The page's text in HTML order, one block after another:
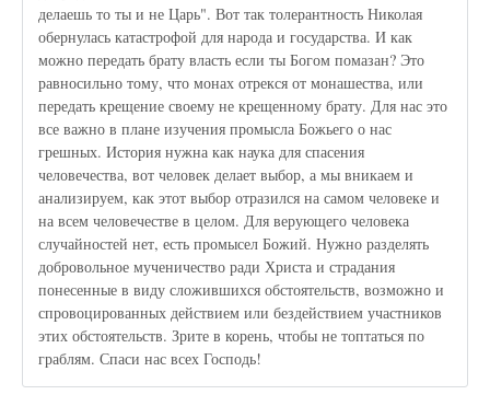
делаешь то ты и не Царь". Вот так толерантность Николая
обернулась катастрофой для народа и государства. И как
можно передать брату власть если ты Богом помазан? Это
равносильно тому, что монах отрекся от монашества, или
передать крещение своему не крещенному брату. Для нас это
все важно в плане изучения промысла Божьего о нас
грешных. История нужна как наука для спасения
человечества, вот человек делает выбор, а мы вникаем и
анализируем, как этот выбор отразился на самом человеке и
на всем человечестве в целом. Для верующего человека
случайностей нет, есть промысел Божий. Нужно разделять
добровольное мученичество ради Христа и страдания
понесенные в виду сложившихся обстоятельств, возможно и
спровоцированных действием или бездействием участников
этих обстоятельств. Зрите в корень, чтобы не топтаться по
граблям. Спаси нас всех Господь!